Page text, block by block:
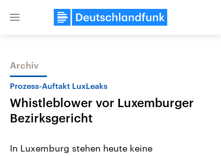
Close
Themen
Archiv
Prozess-Auftakt LuxLeaks
Whistleblower vor Luxemburger
Bezirksgericht
In Luxemburg stehen heute keine